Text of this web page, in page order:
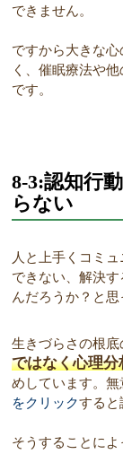
できません。
ですから大きな
く、催眠療法や
です。
8-3:認知行
らない
人と上手くコミ
できない、解決
んだろうか？と
生きづらさの根
ではなく心理
めしています。無
をクリックすると
そうすることに